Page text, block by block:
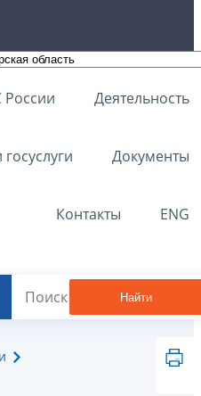
Деятельность
Документы
Контакты ENG
Найти